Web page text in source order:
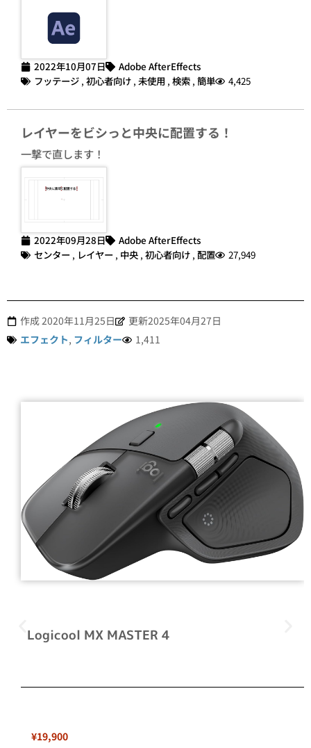
2022年10月07日
Adobe AfterEffects
フッテージ , 初心者向け , 未使用 , 検索 , 簡単 4,425
レイヤーをビシっと中央に配置する！
一撃で直します！
2022年09月28日
Adobe AfterEffects
センター , レイヤー , 中央 , 初心者向け , 配置 27,949
作成2020年11月25日
更新2025年04月27日
エフェクト, フィルター 1,411
Logicool MX MASTER 4
¥19,900